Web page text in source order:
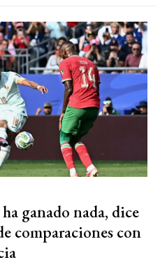
ganado nada, dice
comparaciones con